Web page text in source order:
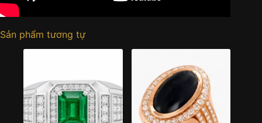
Sản phẩm tương tự